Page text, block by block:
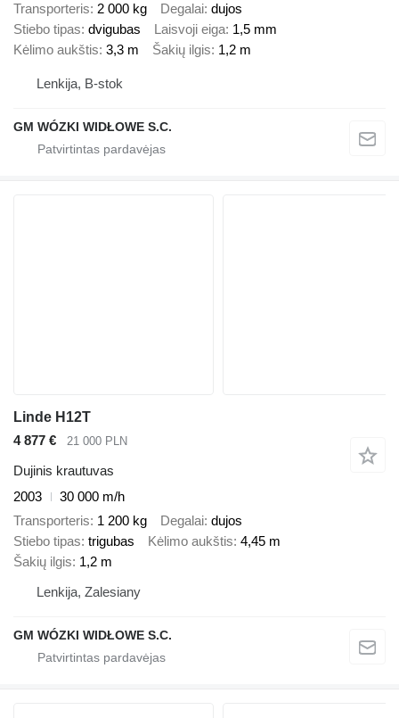
Transporteris 2 000 kg Degalai dujos
Stiebo tipas dvigubas Laisvoji eiga 1,5 mm
Kėlimo aukštis 3,3 m Šakių ilgis 1,2 m
Lenkija, B-stok
GM WÓZKI WIDŁOWE S.C.
Linde H12T
4 877 €
21 000 PLN
Dujinis krautuvas
2003
30 000 m/h
Transporteris 1 200 kg Degalai dujos
Stiebo tipas trigubas Kėlimo aukštis 4,45 m
Šakių ilgis 1,2 m
Lenkija, Zalesiany
GM WÓZKI WIDŁOWE S.C.